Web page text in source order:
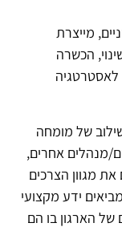
מייצרת
הכשרה
לאסטרטגיה
של מומחה
מנהלים אחרים,
מגוון הצרכים
ידע מקצועי
של הארגון בו הם